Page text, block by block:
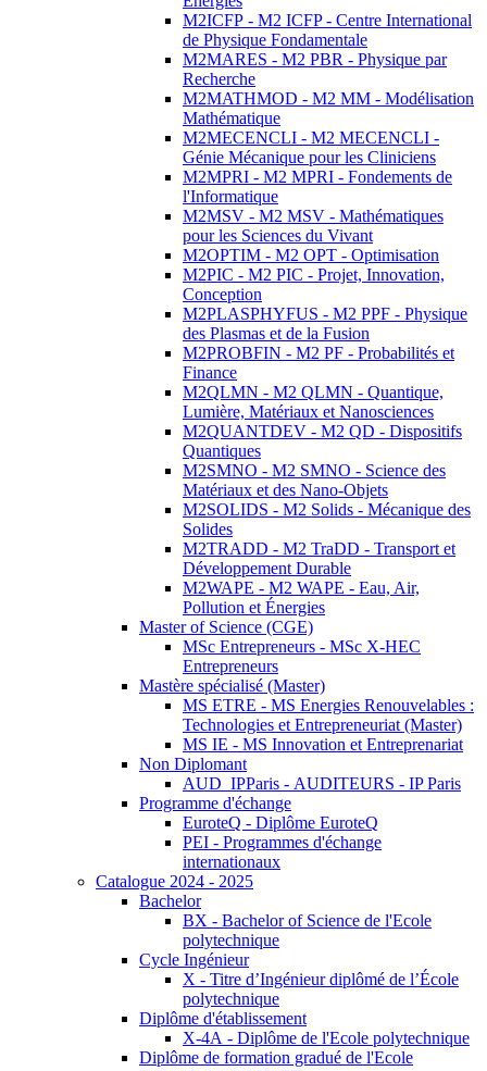
M2ICFP - M2 ICFP - Centre International
de Physique Fondamentale
M2MARES - M2 PBR - Physique par
Recherche
M2MATHMOD - M2 MM - Modélisation
Mathématique
M2MECENCLI - M2 MECENCLI -
Génie Mécanique pour les Cliniciens
M2MPRI - M2 MPRI - Fondements de
l'Informatique
M2MSV - M2 MSV - Mathématiques
pour les Sciences du Vivant
M2OPTIM - M2 OPT - Optimisation
M2PIC - M2 PIC - Projet, Innovation,
Conception
M2PLASPHYFUS - M2 PPF - Physique
des Plasmas et de la Fusion
M2PROBFIN - M2 PF - Probabilités et
Finance
M2QLMN - M2 QLMN - Quantique,
Lumière, Matériaux et Nanosciences
M2QUANTDEV - M2 QD - Dispositifs
Quantiques
M2SMNO - M2 SMNO - Science des
Matériaux et des Nano-Objets
M2SOLIDS - M2 Solids - Mécanique des
Solides
M2TRADD - M2 TraDD - Transport et
Développement Durable
M2WAPE - M2 WAPE - Eau, Air,
Pollution et Énergies
Master of Science (CGE)
MSc Entrepreneurs - MSc X-HEC
Entrepreneurs
Mastère spécialisé (Master)
MS ETRE - MS Energies Renouvelables :
Technologies et Entrepreneuriat (Master)
MS IE - MS Innovation et Entreprenariat
Non Diplomant
AUD_IPParis - AUDITEURS - IP Paris
Programme d'échange
EuroteQ - Diplôme EuroteQ
PEI - Programmes d'échange
internationaux
Catalogue 2024 - 2025
Bachelor
BX - Bachelor of Science de l'Ecole
polytechnique
Cycle Ingénieur
X - Titre d’Ingénieur diplômé de l’École
polytechnique
Diplôme d'établissement
X-4A - Diplôme de l'Ecole polytechnique
Diplôme de formation gradué de l'Ecole